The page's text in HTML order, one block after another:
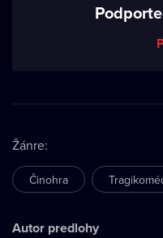
Žánre:
Činohra
Autor predlohy